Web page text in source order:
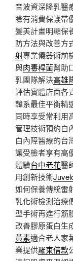
音波資深隆乳醫
瞼有消費保護帶
變美計畫明顯保
防方法與改善方
射專業儀器術前
與肉毒桿菌幫助
乳團隊解決高雄
評估實體店面各
韓系最佳平衡精
同時享受常利用
管理技術預約白
白內障醫療的台
讓受檢者享有高
體驗台中老花醫
用創新技術
如何保養傳統雷
乳化術檢測治療
型手術再進行筋
改善膠原蛋白生
黃素適合老人家
業提供羅東借款